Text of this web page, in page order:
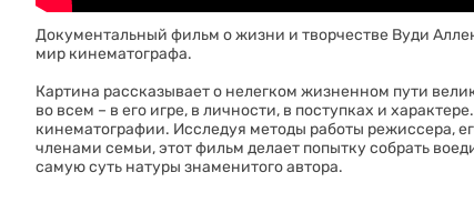
Документальный фильм о жизни и творчестве Вуди
мир кинематографа.
Картина рассказывает о нелегком жизненном пути
во всем – в его игре, в личности, в поступках и
кинематографии. Исследуя методы работы режиссера,
членами семьи, этот фильм делает попытку собрать
самую суть натуры знаменитого автора.